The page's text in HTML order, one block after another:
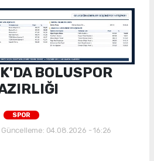
BOLUSPOR
SPOR
04.08.2026 - 16:26